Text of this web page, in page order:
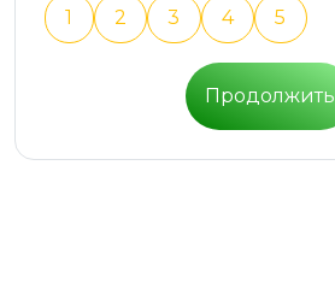
1 2 3 4 5
Продолжить